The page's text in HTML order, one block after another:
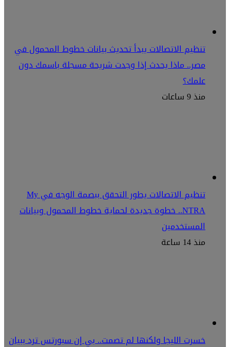
تنظيم الاتصالات يبدأ تحديث بيانات خطوط المحمول في
مصر.. ماذا يحدث إذا وجدت شريحة مسجلة باسمك دون
علمك؟
منذ 9 ساعات
تنظيم الاتصالات يطور التحقق ببصمة الوجه في My
NTRA.. خطوة جديدة لحماية خطوط المحمول وبيانات
المستخدمين
منذ 14 ساعة
خسرت الليجا ولكنها لم تصمت.. بي إن سبورتس ترد ببيان